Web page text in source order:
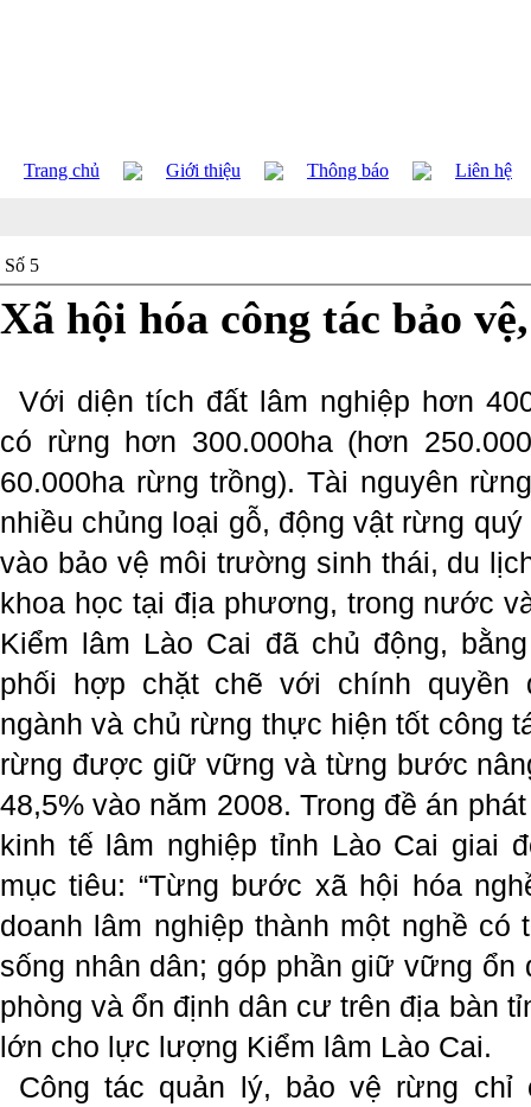
Trang chủ Giới thiệu Thông báo Liên hệ
Số 5
Xã hội hóa công tác bảo
Với diện tích đất lâm nghiệp hơn
có rừng hơn 300.000ha (hơn
60.000ha rừng trồng). Tài nguyên
nhiều chủng loại gỗ, động vật rừng
vào bảo vệ môi trường sinh thái, du
khoa học tại địa phương, trong nước
Kiểm lâm Lào Cai đã chủ động,
phối hợp chặt chẽ với chính quyền
ngành và chủ rừng thực hiện tốt công
rừng được giữ vững và từng bước
48,5% vào năm 2008. Trong đề án
kinh tế lâm nghiệp tỉnh Lào Cai giai
mục tiêu: “Từng bước xã hội hóa
doanh lâm nghiệp thành một nghề có
sống nhân dân; góp phần giữ vững ổn
phòng và ổn định dân cư trên địa bàn
lớn cho lực lượng Kiểm lâm Lào Cai.
Công tác quản lý, bảo vệ rừng chỉ